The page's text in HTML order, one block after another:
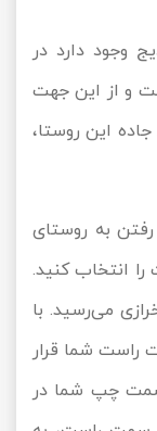
وجود دارد در
و از این جهت
این روستا،
به روستای
را انتخاب کنید.
می‌رسید. با
شما قرار
چپ شما در